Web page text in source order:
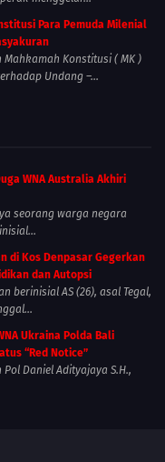
Para Pemuda Milenial
Mahkamah Konstitusi ( MK )
Undang –...
WNA Australia Akhiri
seorang warga negara
di Kos Denpasar Gegerkan
dan Autopsi
berinisial AS (26), asal Tegal,
Ukraina Polda Bali
“Red Notice”
Pol Daniel Adityajaya S.H.,